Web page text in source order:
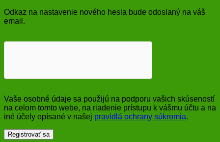
Odkaz na nastavenie nového hesla bude odoslaný na váš
email.
Vaše osobné údaje sa použijú na podporu vašich skúseností
na celom tomto webe, na riadenie prístupu k vášmu účtu a na
iné účely opísané v našej pravidlá ochrany súkromia.
Registrovať sa